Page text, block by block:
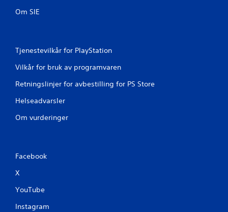
Om SIE
Tjenestevilkår for PlayStation
Vilkår for bruk av programvaren
Retningslinjer for avbestilling for PS Store
Helseadvarsler
Om vurderinger
Facebook
X
YouTube
Instagram